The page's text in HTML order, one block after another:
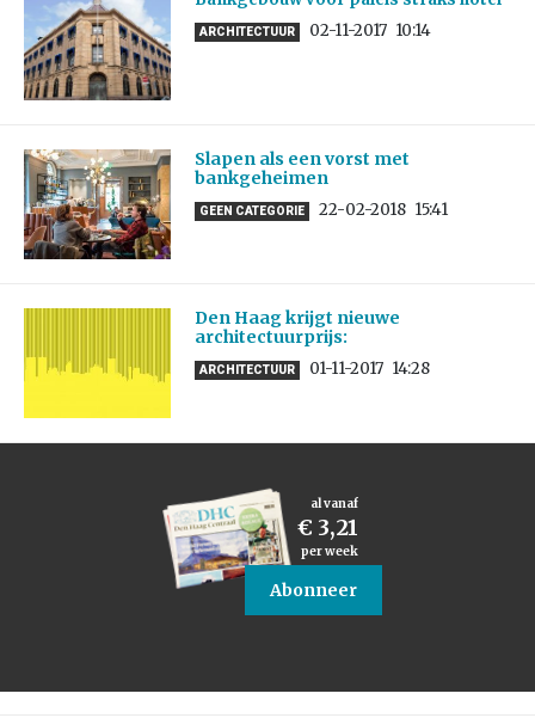
ARCHITECTUUR 02-11-2017 10:14
Slapen als een vorst met
bankgeheimen
GEEN CATEGORIE 22-02-2018 15:41
Den Haag krijgt nieuwe
architectuurprijs:
ARCHITECTUUR 01-11-2017 14:28
al vanaf
€ 3,21
per week
Abonneer